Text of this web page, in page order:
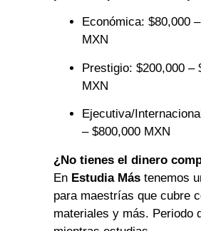
Económica: $80,000
MXN
Prestigio: $200,000 –
MXN
Ejecutiva/
– $800,000 MXN
¿No tienes el dinero
En Estudia Más tenemos
para maestrías que cubre
materiales y más. Periodo